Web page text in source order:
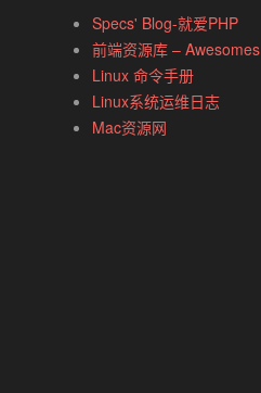
Specs' Blog-就爱PHP
前端资源库 – Awesomes
Linux 命令手册
Linux系统运维日志
Mac资源网